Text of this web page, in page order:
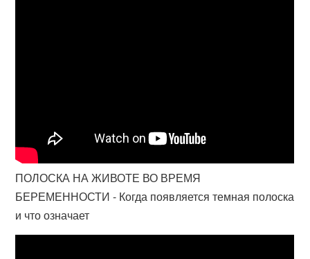
ПОЛОСКА НА ЖИВОТЕ ВО ВРЕМЯ
БЕРЕМЕННОСТИ - Когда появляется темная полоска
и что означает